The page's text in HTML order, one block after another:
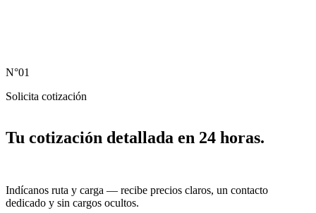
N°01
Solicita cotización
Tu cotización detallada en 24 horas.
Indícanos ruta y carga — recibe precios claros, un contacto
dedicado y sin cargos ocultos.